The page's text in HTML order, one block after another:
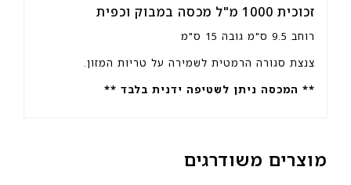
זכוכית 1000 מ"ל מכסה במבוק וכפית
רוחב 9.5 ס"מ גובה 15 ס"מ
צנצת סגורה הרמטית לשמירה על טריות המזון.
** המכסה ניתן לשטיפה ידנית בלבד **
מוצרים משודרגים